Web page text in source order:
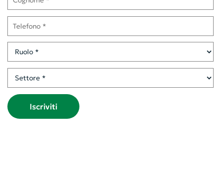
Telefono
Ruolo
Settore
Iscriviti